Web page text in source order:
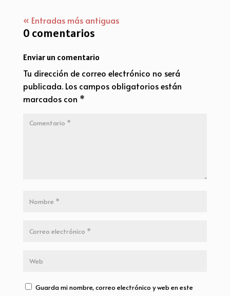
« Entradas más antiguas
0 comentarios
Enviar un comentario
Tu dirección de correo electrónico no será
publicada. Los campos obligatorios están
marcados con *
Guarda mi nombre, correo electrónico y web en este